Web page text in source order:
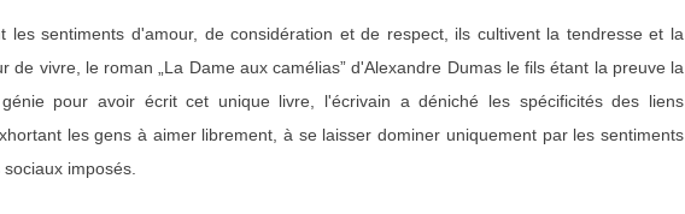
sentiments d'amour, de considération et de respect, ils cultivent la tendresse et la
de vivre, le roman „La Dame aux camélias” d'Alexandre Dumas le fils étant la preuve la
pour avoir écrit cet unique livre, l'écrivain a déniché les spécificités des liens
les gens à aimer librement, à se laisser dominer uniquement par les sentiments
imposés.